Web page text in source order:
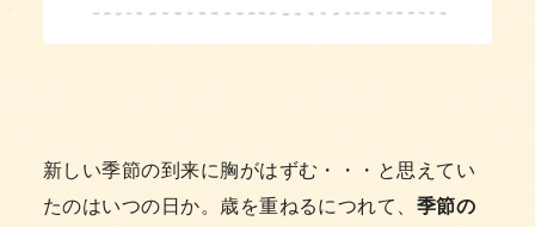
新しい季節の到来に胸がはずむ・・・と思えてい
たのはいつの日か。歳を重ねるにつれて、 季節の